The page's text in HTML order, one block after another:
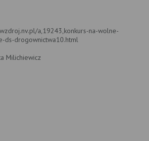
a,19243,konkurs-na-wolne-
ds-drogownictwa10.html
Milichiewicz